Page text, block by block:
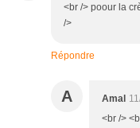
<br /> poour la
/>
Répondre
A Amal
<br />